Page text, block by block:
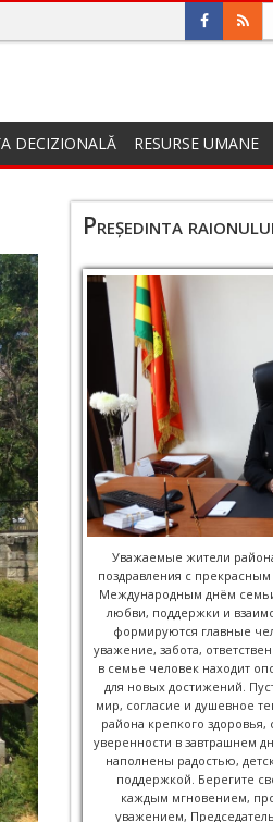
DECIZIONALĂ RESURSE UMANE
Președinta raionului
Уважаемые жители
поздравления с
Международным днём
любви, поддержки и
формируются главные
уважение, забота,
в семье человек находит
для новых достижений.
мир, согласие и душевное
района крепкого здоровья,
уверенности в завтрашнем
наполнены радостью,
поддержкой. Берегите
каждым мгновением,
уважением,